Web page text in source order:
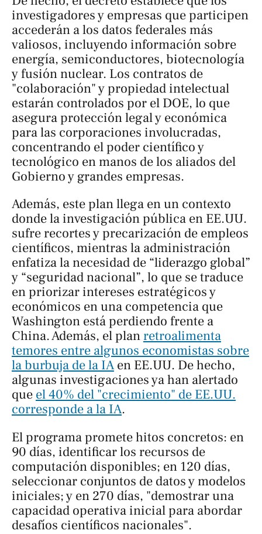
investigadores y empresas que participen
accederán a los datos federales más
valiosos, incluyendo información sobre
energía, semiconductores, biotecnología
y fusión nuclear. Los contratos de
"colaboración" y propiedad intelectual
estarán controlados por el DOE, lo que
asegura protección legal y económica
para las corporaciones involucradas,
concentrando el poder científico y
tecnológico en manos de los aliados del
Gobierno y grandes empresas.
Además, este plan llega en un contexto
donde la investigación pública en EE.UU.
sufre recortes y precarización de empleos
científicos, mientras la administración
enfatiza la necesidad de “liderazgo global”
y “seguridad nacional”, lo que se traduce
en priorizar intereses estratégicos y
económicos en una competencia que
Washington está perdiendo frente a
China. Además, el planretroalimenta
temores entre algunos economistas sobre
la burbuja de la IAen EE.UU. De hecho,
algunas investigaciones ya han alertado
que el 40% del "crecimiento" de EE.UU.
corresponde a la IA.
El programa promete hitos concretos: en
90 días, identificar los recursos de
computación disponibles; en 120 días,
seleccionar conjuntos de datos y modelos
iniciales; y en 270 días, "demostrar una
capacidad operativa inicial para abordar
desafíos científicos nacionales".